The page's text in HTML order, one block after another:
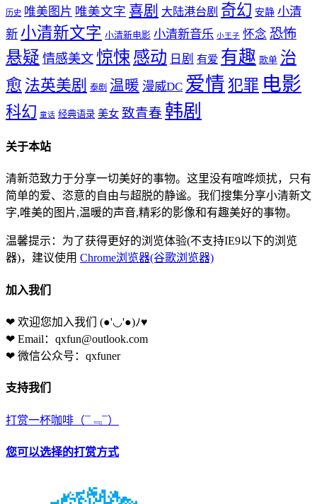
历史 唯美图片 唯美文字 喜剧 大陆港台剧 奇幻 安静 小清
新 小清新文字 小清新电影 小清新音乐 小王子 怀念 恐怖
悬疑 情感美文 惊悚 感动 日剧 有爱 有趣 歌单 治
愈 法英美剧 泰剧 温暖 漫威DC 爱情 犯罪 电影
科幻 童话 经典语录 美女 致青春 韩剧
关于本站
清新范致力于分享一切美好的事物。这里没有喧哗烦扰，只有
简单的爱、恣意的自由与超脱的静谧。我们搜集分享小清新文
字,唯美的图片,温暖的声音,精彩的影像和有趣美好的事物。
温馨提示：为了获得更好的浏览体验(不支持IE9以下的浏览
器)，建议使用 Chrome浏览器(谷歌浏览器)
加入我们
❤ 欢迎您加入我们 (●'◡'●)ﾉ♥
❤ Email：qxfun@outlook.com
❤ 微信公众号：qxfuner
支持我们
打赏一杯咖啡 （¯﹃¯）
您可以选择的打赏方式